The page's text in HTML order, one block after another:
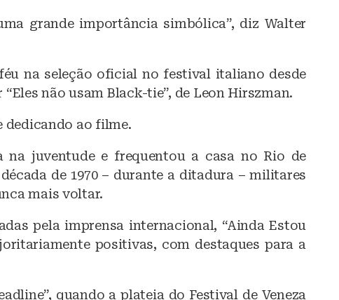
grande importância simbólica”, diz Walter
na seleção oficial no festival italiano desde
não usam Black-tie”, de Leon Hirszman.
dedicando ao filme.
na juventude e frequentou a casa no Rio de
de 1970 – durante a ditadura – militares
mais voltar.
pela imprensa internacional, “Ainda Estou
positivas, com destaques para a
quando a plateia do Festival de Veneza